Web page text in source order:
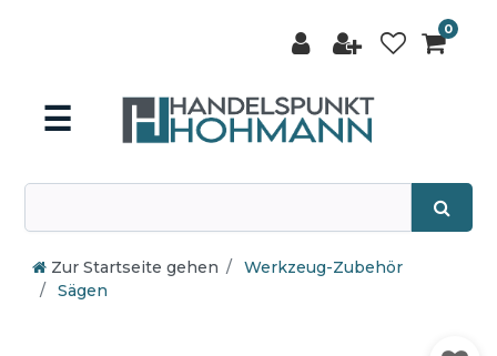
0
☰
Zur Startseite gehen
Werkzeug-Zubehör
Sägen